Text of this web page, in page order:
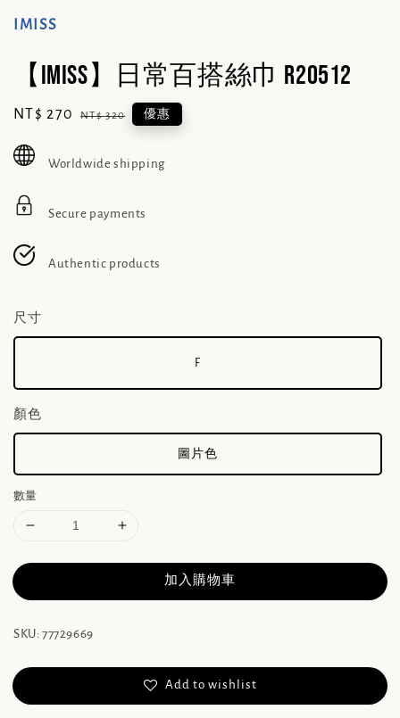
IMISS
【IMISS】日常百搭絲巾 R20512
Sale
NT$ 270 Regular
NT$ 320 優惠
Worldwide shipping
Secure payments
Authentic products
尺寸
F
顏色
圖片色
數量
加入購物車
SKU: 77729669
Add to wishlist